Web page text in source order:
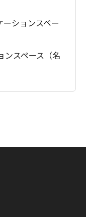
ションスペー
ンスペース（名